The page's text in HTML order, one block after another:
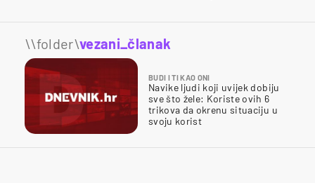
\\folder\vezani_članak
BUDI I TI KAO ONI
Navike ljudi koji uvijek dobiju
sve što žele: Koriste ovih 6
trikova da okrenu situaciju u
svoju korist